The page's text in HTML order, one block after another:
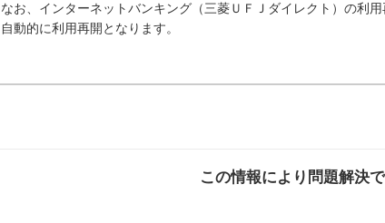
なお、インターネットバンキング（三菱ＵＦＪダイレクト）の利
自動的に利用再開となります。
この情報により問題解決